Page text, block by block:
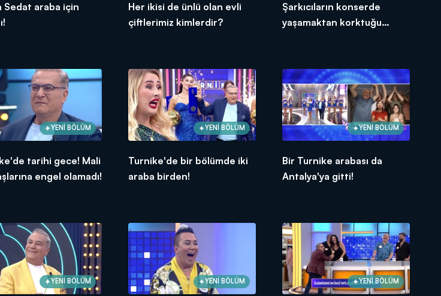
Sedat araba için
Her ikisi de ünlü olan evli
çiftlerimiz kimlerdir?
Şarkıcıların konserde
yaşamaktan korktuğu
YENİ BÖLÜM
tarihi gece! Mali
engel olamadı!
YENİ BÖLÜM
Turnike'de bir bölümde iki
araba birden!
YENİ BÖLÜM
Bir Turnike arabası da
Antalya'ya gitti!
YENİ BÖLÜM YENİ BÖLÜM YENİ BÖLÜM